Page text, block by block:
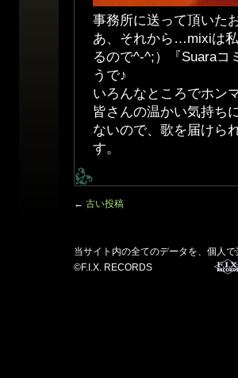
事務所に送って頂いた
あ、それから…mixiは
るので^-^;）『Suaraコ
うで♪
いろんなところでホン
皆さんの温かい気持ち
ないので、歌を届けら
す。
← 古い投稿
当サイト内の全てのデータを、個人
©F.I.X. RECORDS